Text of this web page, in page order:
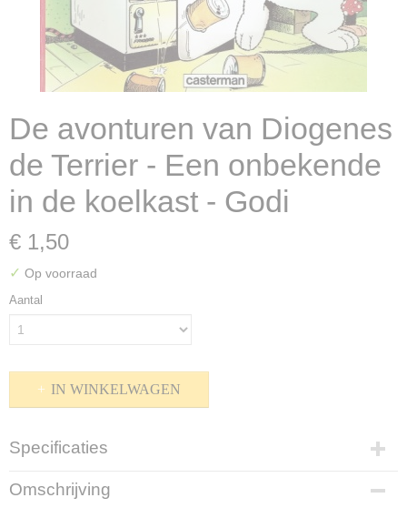
De avonturen van Diogenes
de Terrier - Een onbekende
in de koelkast - Godi
€ 1,50
✓ Op voorraad
Aantal
IN WINKELWAGEN
Specificaties
Productcode
P-1600-588
Omschrijving